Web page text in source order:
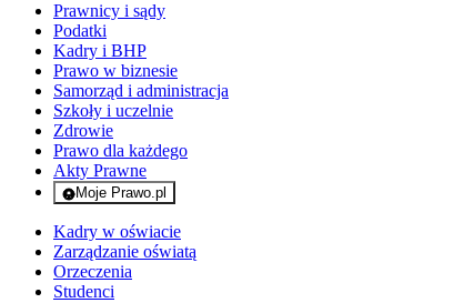
Prawnicy i sądy
Podatki
Kadry i BHP
Prawo w biznesie
Samorząd i administracja
Szkoły i uczelnie
Zdrowie
Prawo dla każdego
Akty Prawne
Moje Prawo.pl
- rejestracja i logowanie do serwisu
Kadry w oświacie
Zarządzanie oświatą
Orzeczenia
Studenci